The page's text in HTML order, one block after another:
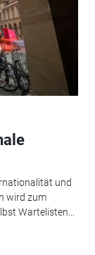
und
wird zum
Wartelisten...